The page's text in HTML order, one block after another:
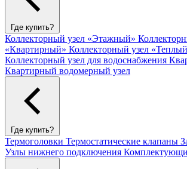
Где купить?
Коллекторный узел «Этажный»
«Квартирный» Коллекторный узел
Коллекторный узел для водоснабжения
Квартирный водомерный узел
Где купить?
Термоголовки Термостатические клапаны
Узлы нижнего подключения